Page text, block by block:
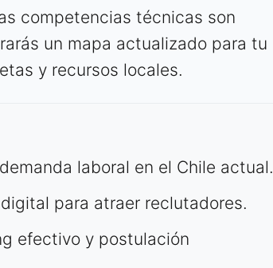
competencias técnicas son
un mapa actualizado para tu
y recursos locales.
laboral en el Chile actual.
para atraer reclutadores.
efectivo y postulación